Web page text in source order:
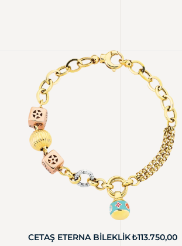
CETAŞ ETERNA BILEKLIK₺113.750,00